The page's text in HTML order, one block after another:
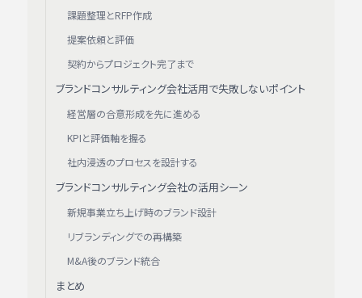
課題整理とRFP作成
提案依頼と評価
契約からプロジェクト完了まで
ブランドコンサルティング会社活用で失敗しないポイント
経営層の合意形成を先に進める
KPIと評価軸を握る
社内浸透のプロセスを設計する
ブランドコンサルティング会社の活用シーン
新規事業立ち上げ時のブランド設計
リブランディングでの再構築
M&A後のブランド統合
まとめ